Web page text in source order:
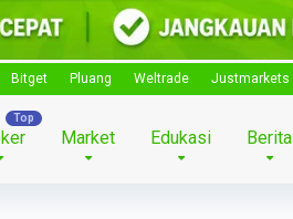
Bitget Pluang Weltrade Justmarkets
Market Edukasi Berita